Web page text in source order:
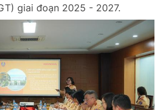
giai đoạn 2025 - 2027.